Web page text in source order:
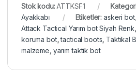
Stok kodu:ATTKSF1
Ayakkabı
Etiketler:askeri bot
Attack Tactical Yarım bot Siyah Renk,
koruma bot,tactical boots, Taktikal
malzeme, yarım taktik bot